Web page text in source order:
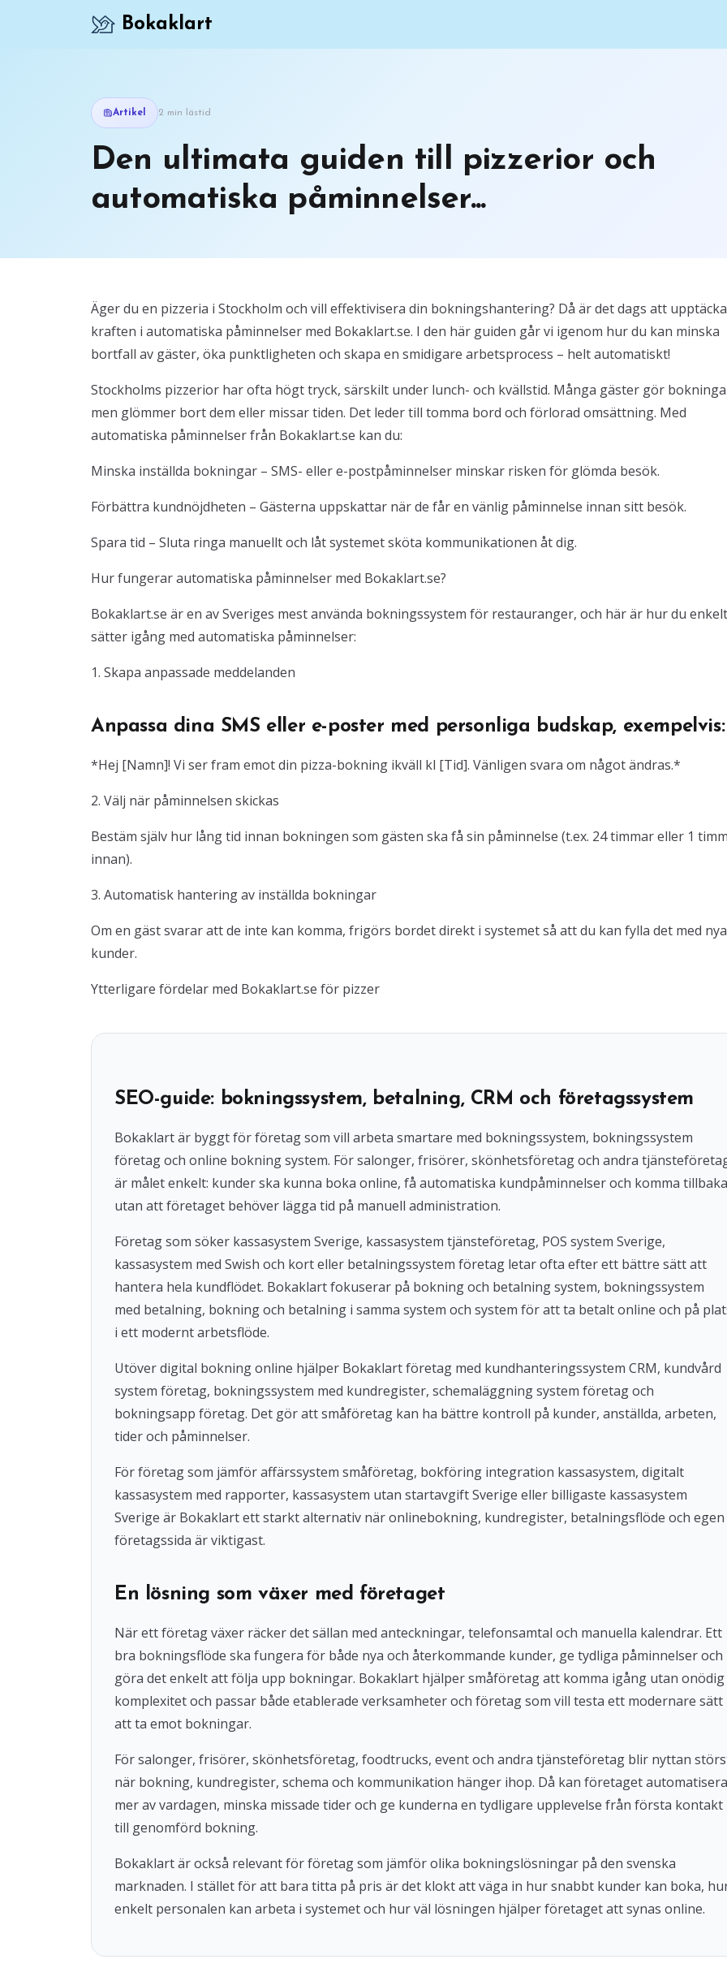
Bokaklart
Artikel 2 min lästid
Den ultimata guiden till pizzerior och
automatiska påminnelser...
Äger du en pizzeria i Stockholm och vill effektivisera din bokningshantering? Då är det dags att upptäcka
kraften i automatiska påminnelser med Bokaklart.se. I den här guiden går vi igenom hur du kan minska
bortfall av gäster, öka punktligheten och skapa en smidigare arbetsprocess – helt automatiskt!
Stockholms pizzerior har ofta högt tryck, särskilt under lunch- och kvällstid. Många gäster gör
men glömmer bort dem eller missar tiden. Det leder till tomma bord och förlorad omsättning. Med
automatiska påminnelser från Bokaklart.se kan du:
Minska inställda bokningar – SMS- eller e-postpåminnelser minskar risken för glömda besök.
Förbättra kundnöjdheten – Gästerna uppskattar när de får en vänlig påminnelse innan sitt besök.
Spara tid – Sluta ringa manuellt och låt systemet sköta kommunikationen åt dig.
Hur fungerar automatiska påminnelser med Bokaklart.se?
Bokaklart.se är en av Sveriges mest använda bokningssystem för restauranger, och här är hur du enkelt
sätter igång med automatiska påminnelser:
1. Skapa anpassade meddelanden
Anpassa dina SMS eller e-poster med personliga budskap, exempelvis:
*Hej [Namn]! Vi ser fram emot din pizza-bokning ikväll kl [Tid]. Vänligen svara om något ändras.*
2. Välj när påminnelsen skickas
Bestäm själv hur lång tid innan bokningen som gästen ska få sin påminnelse (t.ex. 24 timmar eller 1
innan).
3. Automatisk hantering av inställda bokningar
Om en gäst svarar att de inte kan komma, frigörs bordet direkt i systemet så att du kan fylla det med nya
kunder.
Ytterligare fördelar med Bokaklart.se för pizzer
SEO-guide: bokningssystem, betalning, CRM och företagssystem
Bokaklart är byggt för företag som vill arbeta smartare med bokningssystem, bokningssystem
företag och online bokning system. För salonger, frisörer, skönhetsföretag och andra
är målet enkelt: kunder ska kunna boka online, få automatiska kundpåminnelser och komma tillbaka
utan att företaget behöver lägga tid på manuell administration.
Företag som söker kassasystem Sverige, kassasystem tjänsteföretag, POS system Sverige,
kassasystem med Swish och kort eller betalningssystem företag letar ofta efter ett bättre sätt att
hantera hela kundflödet. Bokaklart fokuserar på bokning och betalning system, bokningssystem
med betalning, bokning och betalning i samma system och system för att ta betalt online och på
i ett modernt arbetsflöde.
Utöver digital bokning online hjälper Bokaklart företag med kundhanteringssystem CRM, kundvård
system företag, bokningssystem med kundregister, schemaläggning system företag och
bokningsapp företag. Det gör att småföretag kan ha bättre kontroll på kunder, anställda, arbeten,
tider och påminnelser.
För företag som jämför affärssystem småföretag, bokföring integration kassasystem, digitalt
kassasystem med rapporter, kassasystem utan startavgift Sverige eller billigaste kassasystem
Sverige är Bokaklart ett starkt alternativ när onlinebokning, kundregister, betalningsflöde och egen
företagssida är viktigast.
En lösning som växer med företaget
När ett företag växer räcker det sällan med anteckningar, telefonsamtal och manuella kalendrar. Ett
bra bokningsflöde ska fungera för både nya och återkommande kunder, ge tydliga påminnelser och
göra det enkelt att följa upp bokningar. Bokaklart hjälper småföretag att komma igång utan onödig
komplexitet och passar både etablerade verksamheter och företag som vill testa ett modernare sätt
att ta emot bokningar.
För salonger, frisörer, skönhetsföretag, foodtrucks, event och andra tjänsteföretag blir nyttan
när bokning, kundregister, schema och kommunikation hänger ihop. Då kan företaget automatisera
mer av vardagen, minska missade tider och ge kunderna en tydligare upplevelse från första kontakt
till genomförd bokning.
Bokaklart är också relevant för företag som jämför olika bokningslösningar på den svenska
marknaden. I stället för att bara titta på pris är det klokt att väga in hur snabbt kunder kan boka,
enkelt personalen kan arbeta i systemet och hur väl lösningen hjälper företaget att synas online.